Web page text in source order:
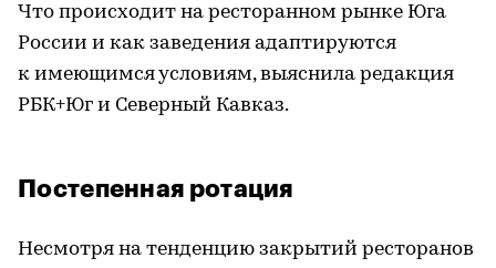
Что происходит на ресторанном рынке Юга
России и как заведения адаптируются
к имеющимся условиям, выяснила редакция
РБК+Юг и Северный Кавказ.
Постепенная ротация
Несмотря на тенденцию закрытий ресторанов